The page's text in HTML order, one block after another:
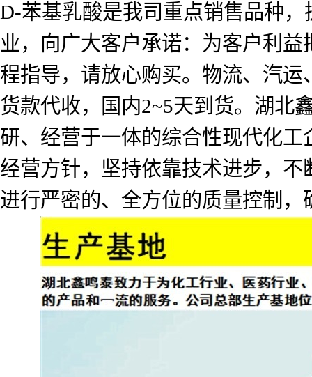
D-苯基乳酸是我司重点销售品种
业，向广大客户承诺：为客户利
程指导，请放心购买。物流、汽
货款代收，国内2~5天到货。湖北
研、经营于一体的综合性现代化
经营方针，坚持依靠技术进步，
进行严密的、全方位的质量控制